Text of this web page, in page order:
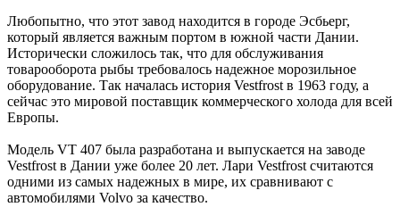
Любопытно, что этот завод находится в городе Эсбьерг,
который является важным портом в южной части Дании.
Исторически сложилось так, что для обслуживания
товарооборота рыбы требовалось надежное морозильное
оборудование. Так началась история Vestfrost в 1963 году, а
сейчас это мировой поставщик коммерческого холода для всей
Европы.
Модель VT 407 была разработана и выпускается на заводе
Vestfrost в Дании уже более 20 лет. Лари Vestfrost считаются
одними из самых надежных в мире, их сравнивают с
автомобилями Volvo за качество.